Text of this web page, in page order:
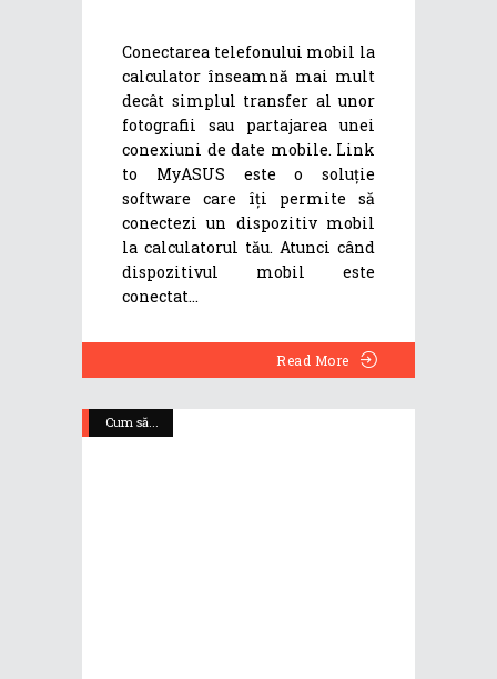
Conectarea telefonului mobil la
calculator înseamnă mai mult
decât simplul transfer al unor
fotografii sau partajarea unei
conexiuni de date mobile. Link
to MyASUS este o soluție
software care îți permite să
conectezi un dispozitiv mobil
la calculatorul tău. Atunci când
dispozitivul mobil este
conectat
Read More
Cum să...